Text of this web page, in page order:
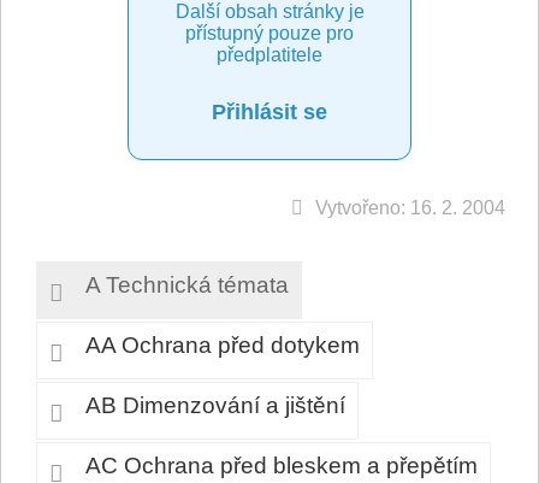
Další obsah stránky je
přístupný pouze pro
předplatitele
Přihlásit se
Vytvořeno: 16. 2. 2004
A Technická témata
AA Ochrana před dotykem
AB Dimenzování a jištění
AC Ochrana před bleskem a přepětím